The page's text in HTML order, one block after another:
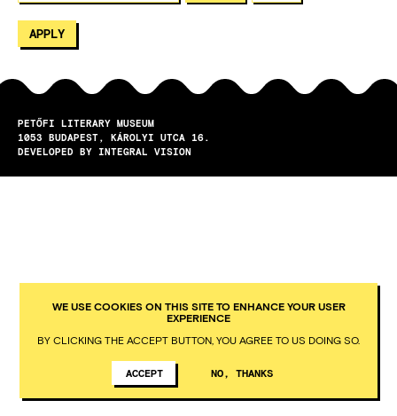
PETŐFI LITERARY MUSEUM
1053
BUDAPEST
KÁROLYI UTCA 16.
DEVELOPED BY INTEGRAL VISION
WE USE COOKIES ON THIS SITE TO ENHANCE YOUR USER
EXPERIENCE
BY CLICKING THE ACCEPT BUTTON, YOU AGREE TO US DOING SO.
ACCEPT NO, THANKS